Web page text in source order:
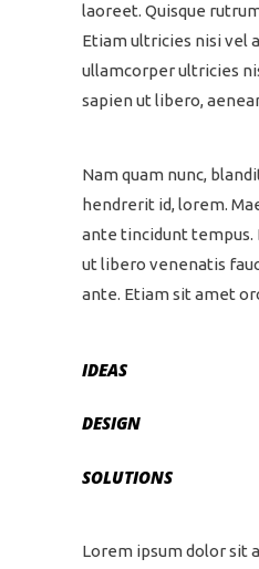
laoreet. Quisque
Etiam ultricies nisi vel
ullamcorper ultricies
sapien ut libero,
Nam quam nunc,
hendrerit id, lorem.
ante tincidunt tempus.
ut libero venenatis
ante. Etiam sit amet
IDEAS
DESIGN
SOLUTIONS
Lorem ipsum dolor sit